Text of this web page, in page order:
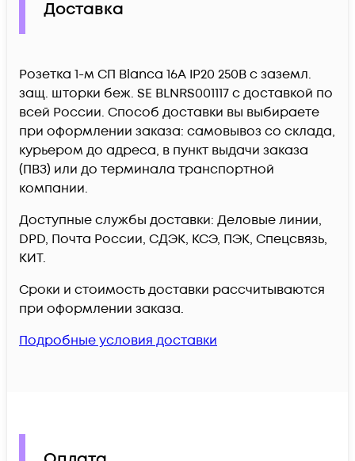
Доставка
Розетка 1-м СП Blanca 16А IP20 250В с заземл.
защ. шторки беж. SE BLNRS001117 c доставкой по
всей России. Способ доставки вы выбираете
при оформлении заказа: самовывоз со склада,
курьером до адреса, в пункт выдачи заказа
(ПВЗ) или до терминала транспортной
компании.
Доступные службы доставки: Деловые линии,
DPD, Почта России, СДЭК, КСЭ, ПЭК, Спецсвязь,
КИТ.
Сроки и стоимость доставки рассчитываются
при оформлении заказа.
Подробные условия доставки